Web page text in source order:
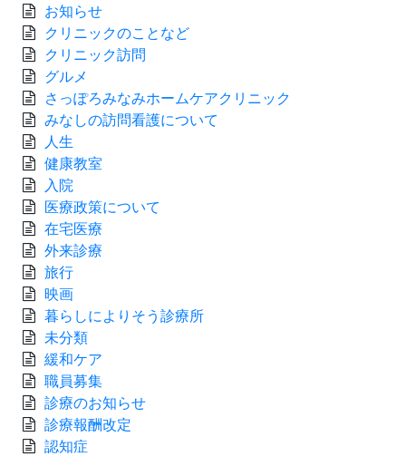
お知らせ
クリニックのことなど
クリニック訪問
グルメ
さっぽろみなみホームケアクリニック
みなしの訪問看護について
人生
健康教室
入院
医療政策について
在宅医療
外来診療
旅行
映画
暮らしによりそう診療所
未分類
緩和ケア
職員募集
診療のお知らせ
診療報酬改定
認知症